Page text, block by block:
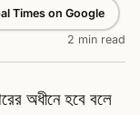
Times on Google
2 min read
অধীনে হবে বলে